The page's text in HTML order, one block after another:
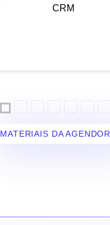
CRM
MATERIAIS DA AGENDOR